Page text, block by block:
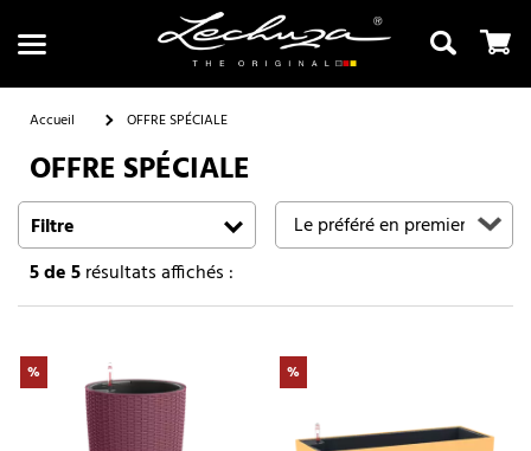
Recherche
Accueil OFFRE SPÉCIALE
OFFRE SPÉCIALE
Filtre
5de 5résultats affichés :
% %